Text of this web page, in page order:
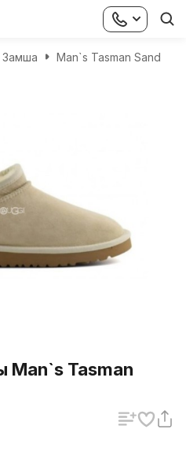
Замша Man`s Tasman Sand
Tasman